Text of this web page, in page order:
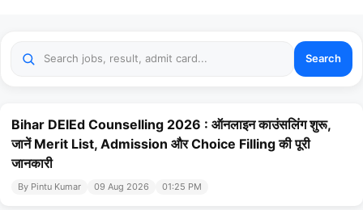
Search
Bihar DElEd Counselling 2026 : ऑनलाइन काउंसलिंग शुरू,
जानें Merit List, Admission और Choice Filling की पूरी
जानकारी
By Pintu Kumar 09 Aug 2026 01:25 PM